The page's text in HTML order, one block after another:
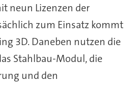
neun Lizenzen der
zum Einsatz kommt
3D. Daneben nutzen die
Stahlbau-Modul, die
und den